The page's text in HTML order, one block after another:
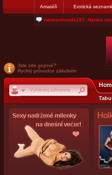
Amatéři Erotická
nanosekunda187: Hanka
Jste zde poprvé?
Rychlý průvodce zákulisím